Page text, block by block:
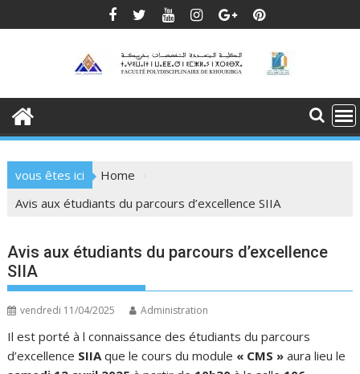
to
vous êtes ici
Home
Avis aux étudiants du parcours d’excellence SIIA
Avis aux étudiants du parcours d’excellence
SIIA
vendredi 11/04/2025 Administration
Il est porté à l connaissance des étudiants du parcours
d’excellence SIIAque le cours du module « CMS » aura lieu le